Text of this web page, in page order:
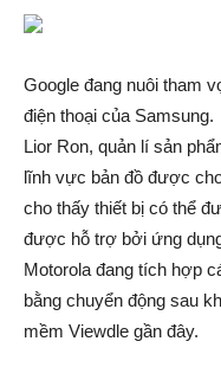
Google đang nuôi tham
điện thoại của Samsung.
Lior Ron, quản lí sản
lĩnh vực bản đồ được
cho thấy thiết bị có thể
được hỗ trợ bởi ứng
Motorola đang tích hợp
bằng chuyển động sau
mềm Viewdle gần đây.